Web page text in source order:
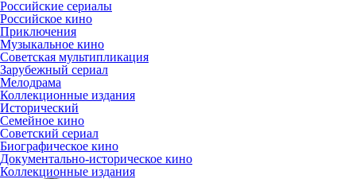
Российские сериалы
Российское кино
Приключения
Музыкальное кино
Советская мультипликация
Зарубежный сериал
Мелодрама
Коллекционные издания
Исторический
Семейное кино
Советский сериал
Биографическое кино
Документально-историческое кино
Коллекционные издания